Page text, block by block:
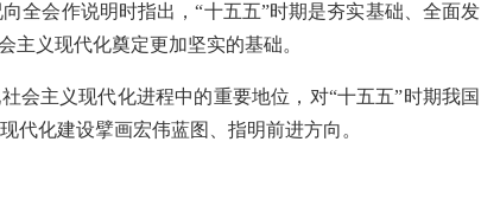
全会作说明时指出，“十五五”时期是夯实基础、全面发
主义现代化奠定更加坚实的基础。
会主义现代化进程中的重要地位，对“十五五”时期我国
代化建设擘画宏伟蓝图、指明前进方向。